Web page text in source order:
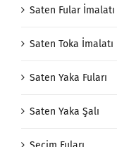
Saten Fular İmalatı
Saten Toka İmalatı
Saten Yaka Fuları
Saten Yaka Şalı